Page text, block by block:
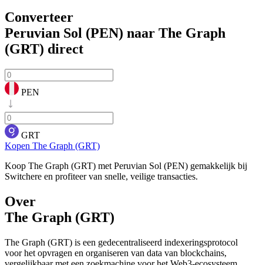
Converteer
Peruvian Sol (PEN) naar The Graph
(GRT) direct
PEN
GRT
Kopen The Graph (GRT)
Koop The Graph (GRT) met Peruvian Sol (PEN) gemakkelijk bij
Switchere en profiteer van snelle, veilige transacties.
Over
The Graph (GRT)
The Graph (GRT) is een gedecentraliseerd indexeringsprotocol
voor het opvragen en organiseren van data van blockchains,